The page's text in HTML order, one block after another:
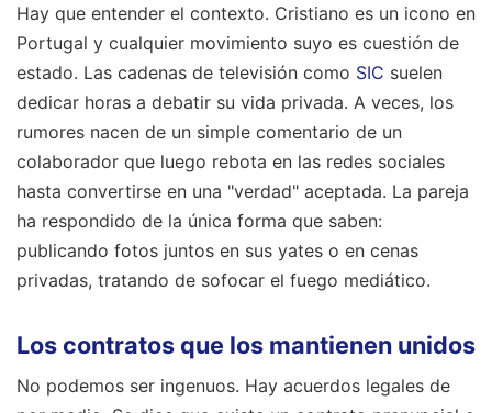
Hay que entender el contexto. Cristiano es un icono en
Portugal y cualquier movimiento suyo es cuestión de
estado. Las cadenas de televisión como SIC suelen
dedicar horas a debatir su vida privada. A veces, los
rumores nacen de un simple comentario de un
colaborador que luego rebota en las redes sociales
hasta convertirse en una "verdad" aceptada. La pareja
ha respondido de la única forma que saben:
publicando fotos juntos en sus yates o en cenas
privadas, tratando de sofocar el fuego mediático.
Los contratos que los mantienen unidos
No podemos ser ingenuos. Hay acuerdos legales de